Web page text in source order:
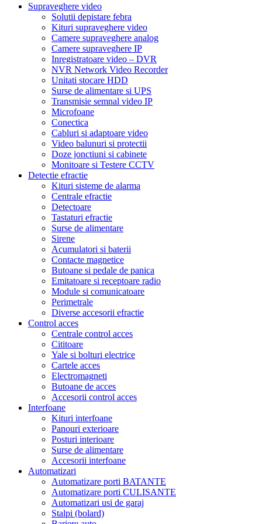
Supraveghere video
Solutii depistare febra
Kituri supraveghere video
Camere supraveghere analog
Camere supraveghere IP
Inregistratoare video – DVR
NVR Network Video Recorder
Unitati stocare HDD
Surse de alimentare si UPS
Transmisie semnal video IP
Microfoane
Conectica
Cabluri si adaptoare video
Video balunuri si protectii
Doze jonctiuni si cabinete
Monitoare si Testere CCTV
Detectie efractie
Kituri sisteme de alarma
Centrale efractie
Detectoare
Tastaturi efractie
Surse de alimentare
Sirene
Acumulatori si baterii
Contacte magnetice
Butoane si pedale de panica
Emitatoare si receptoare radio
Module si comunicatoare
Perimetrale
Diverse accesorii efractie
Control acces
Centrale control acces
Cititoare
Yale si bolturi electrice
Cartele acces
Electromagneti
Butoane de acces
Accesorii control acces
Interfoane
Kituri interfoane
Panouri exterioare
Posturi interioare
Surse de alimentare
Accesorii interfoane
Automatizari
Automatizare porti BATANTE
Automatizare porti CULISANTE
Automatizari usi de garaj
Stalpi (bolard)